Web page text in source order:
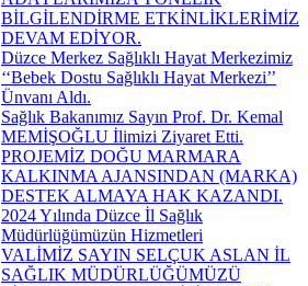
BİLGİLENDİRME ETKİNLİKLERİMİZ
DEVAM EDİYOR.
Düzce Merkez Sağlıklı Hayat Merkezimiz
‘‘Bebek Dostu Sağlıklı Hayat Merkezi’’
Ünvanı Aldı.
Sağlık Bakanımız Sayın Prof. Dr. Kemal
MEMİŞOĞLU İlimizi Ziyaret Etti.
PROJEMİZ DOĞU MARMARA
KALKINMA AJANSINDAN (MARKA)
DESTEK ALMAYA HAK KAZANDI.
2024 Yılında Düzce İl Sağlık
Müdürlüğümüzün Hizmetleri
VALİMİZ SAYIN SELÇUK ASLAN İL
SAĞLIK MÜDÜRLÜĞÜMÜZÜ